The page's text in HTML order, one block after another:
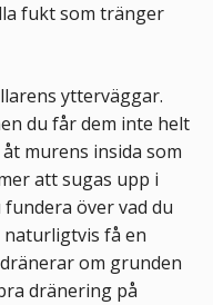
fukt som tränger
ytterväggar.
du får dem inte helt
murens insida som
att sugas upp i
över vad du
naturligtvis få en
om grunden
dränering på